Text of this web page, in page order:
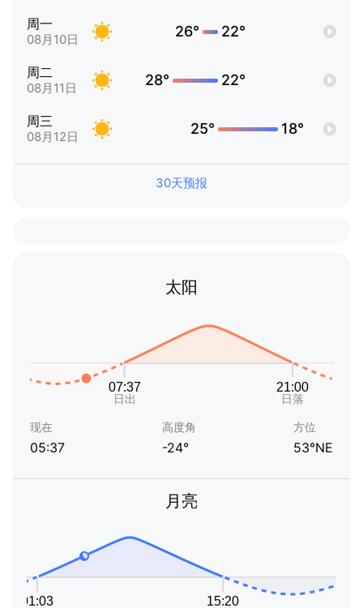
周一
08月10日 26° 22°
周二
08月11日 28° 22°
周三
08月12日 25° 18°
30天预报
太阳
现在
05:37
高度角
-24°
方位
53°NE
月亮